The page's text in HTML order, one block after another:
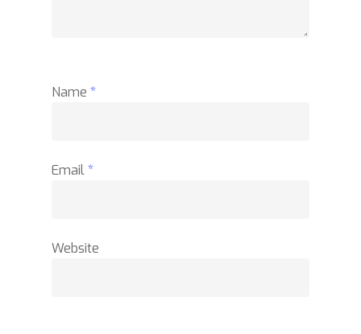
Name *
Email*
Website